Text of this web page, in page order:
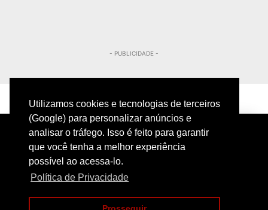
Utilizamos cookies e tecnologias de terceiros
(Google) para personalizar anúncios e
analisar o tráfego. Isso é feito para garantir
que você tenha a melhor experiência
possível ao acessa-lo.
Política de Privacidade
- PUBLICIDADE -
PRIVACIDADE CONTATO